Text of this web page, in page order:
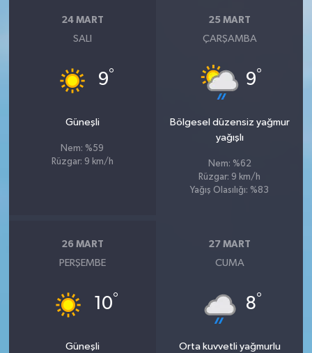
24 MART
SALI
9°
Güneşli
Nem: %59
Rüzgar: 9 km/h
25 MART
ÇARŞAMBA
9°
Bölgesel düzensiz yağmur
yağışlı
Nem: %62
Rüzgar: 9 km/h
Yağış Olasılığı: %83
26 MART
PERŞEMBE
10°
Güneşli
27 MART
CUMA
8°
Orta kuvvetli yağmurlu